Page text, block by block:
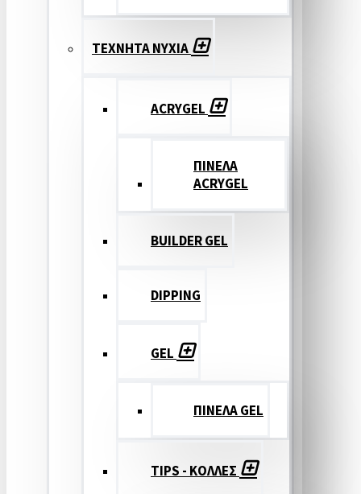
ΤΕΧΝΗΤΑ ΝΥΧΙΑ
ACRYGEL
ΠΙΝΕΛΑ
ACRYGEL
BUILDER GEL
DIPPING
GEL
ΠΙΝΕΛΑ GEL
TIPS - ΚΟΛΛΕΣ